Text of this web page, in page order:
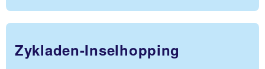
Zykladen-Inselhopping